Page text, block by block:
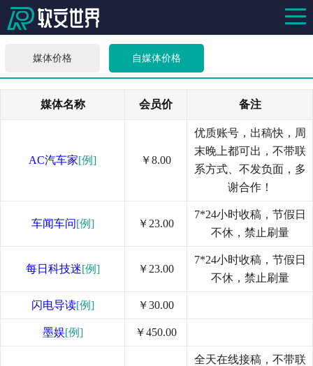
媒体价格 自媒体价格
媒体名称 会员价 备注
AC汽车家[例] ￥8.00
优质账号，出稿快，周
末晚上都可出，不带联
系方式、不发负面，多
谢合作！
车闻车问[例] ￥23.00
7*24小时收稿，节假日
不休，禁止刷量
每日科技迷[例] ￥23.00
7*24小时收稿，节假日
不休，禁止刷量
闪电导读[例] ￥30.00
墨娱[例] ￥450.00
全天在线接稿，不带联